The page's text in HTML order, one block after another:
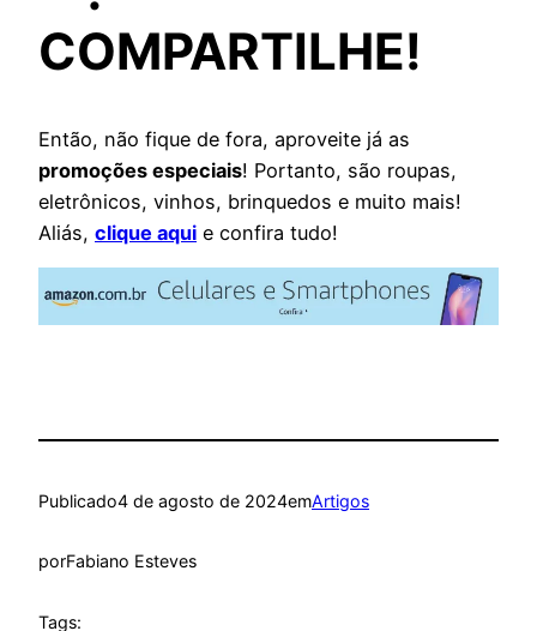
COMPARTILHE!
Então, não fique de fora, aproveite já as
promoções especiais! Portanto, são roupas,
eletrônicos, vinhos, brinquedos e muito mais!
Aliás, clique aqui e confira tudo!
Publicado4 de agosto de 2024emArtigos
porFabiano Esteves
Tags: